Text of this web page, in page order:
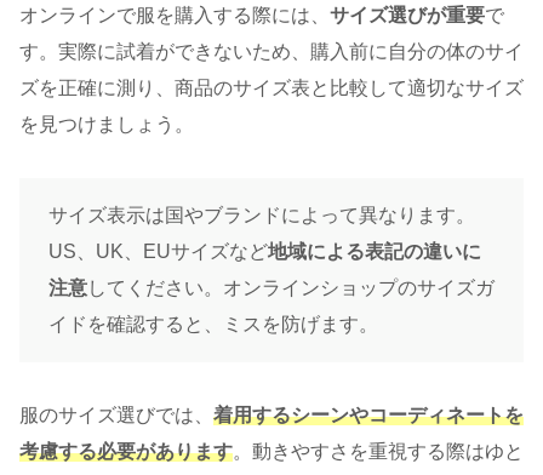
オンラインで服を購入する際には、 サイズ選びが重要で
す。実際に試着ができないため、購入前に自分の体のサイ
ズを正確に測り、商品のサイズ表と比較して適切なサイズ
を見つけましょう。
サイズ表示は国やブランドによって異なります。
US、UK、EUサイズなど地域による表記の違いに
注意してください。オンラインショップのサイズガ
イドを確認すると、ミスを防げます。
服のサイズ選びでは、 着用するシーンやコーディネートを
考慮する必要があります。動きやすさを重視する際はゆと